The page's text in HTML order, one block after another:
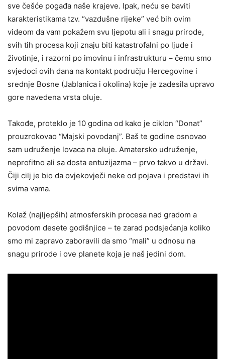
sve češće pogađa naše krajeve. Ipak, neću se baviti
karakteristikama tzv. “vazdušne rijeke” već bih ovim
videom da vam pokažem svu ljepotu ali i snagu prirode,
svih tih procesa koji znaju biti katastrofalni po ljude i
životinje, i razorni po imovinu i infrastrukturu – čemu smo
svjedoci ovih dana na kontakt području Hercegovine i
srednje Bosne (Jablanica i okolina) koje je zadesila upravo
gore navedena vrsta oluje.
Takođe, proteklo je 10 godina od kako je ciklon “Donat”
prouzrokovao “Majski povodanj”. Baš te godine osnovao
sam udruženje lovaca na oluje. Amatersko udruženje,
neprofitno ali sa dosta entuzijazma – prvo takvo u državi.
Čiji cilj je bio da ovjekovječi neke od pojava i predstavi ih
svima vama.
Kolaž (najljepših) atmosferskih procesa nad gradom a
povodom desete godišnjice – te zarad podsjećanja koliko
smo mi zapravo zaboravili da smo “mali” u odnosu na
snagu prirode i ove planete koja je naš jedini dom.